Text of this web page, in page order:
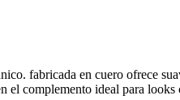
fabricada en cuero ofrece
complemento ideal para